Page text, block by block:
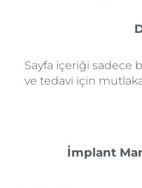
Sayfa içeriği sadece
ve tedavi için
İmplant